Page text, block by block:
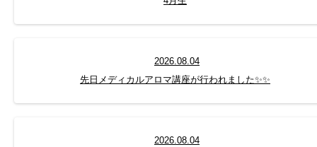
2026.08.04
先日メディカルアロマ講座が行われました✨✨
2026.08.04